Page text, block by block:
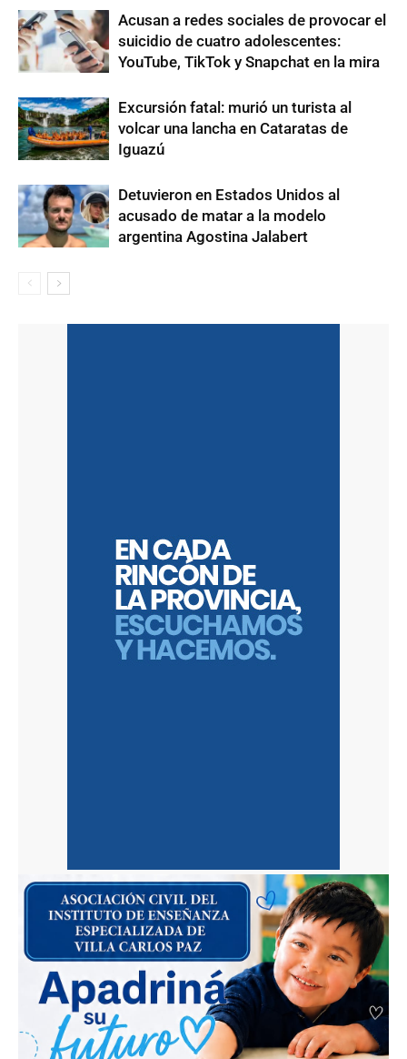
Acusan a redes sociales de provocar el
suicidio de cuatro adolescentes:
YouTube, TikTok y Snapchat en la mira
Excursión fatal: murió un turista al
volcar una lancha en Cataratas de
Iguazú
Detuvieron en Estados Unidos al
acusado de matar a la modelo
argentina Agostina Jalabert